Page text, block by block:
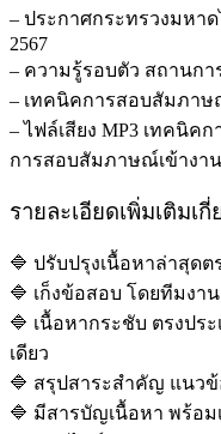
– ประกาศกระทรวงมหา
2567
– ความรู้รอบตัว สถานก
– เทคนิคการสอบสัมภา
– ไฟล์เสียง MP3 เทคนิค
การสอบสัมภาษณ์เข้างา
รายละเอียดเพิ่มเติมเ
🔷 ปรับปรุงเนื้อหาล่าสุด
🔷 เก็งข้อสอบ โดยทีมง
🔷 เนื้อหากระชับ ตรงปร
เดียว
🔷 สรุปสาระสำคัญ แนว
🔷 มีสารบัญเนื้อหา พร้อม